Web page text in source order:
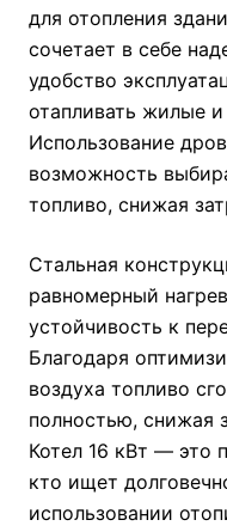
для отопления
сочетает в себе
удобство
отапливать жилые
Использование
возможность
топливо, снижая
Стальная
равномерный
устойчивость к
Благодаря
воздуха топливо
полностью, снижая
Котел 16 кВт — это
кто ищет
использовании